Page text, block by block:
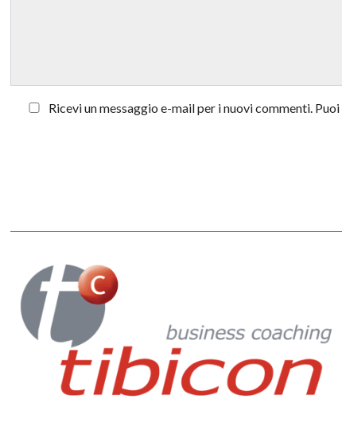
Ricevi un messaggio e-mail per i nuovi commenti. Puoi